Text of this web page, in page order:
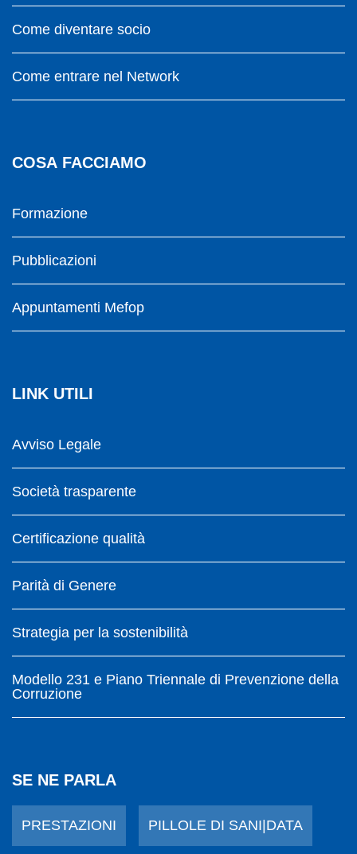
Come diventare socio
Come entrare nel Network
COSA FACCIAMO
Formazione
Pubblicazioni
Appuntamenti Mefop
LINK UTILI
Avviso Legale
Società trasparente
Certificazione qualità
Parità di Genere
Strategia per la sostenibilità
Modello 231 e Piano Triennale di Prevenzione della
Corruzione
SE NE PARLA
PRESTAZIONI PILLOLE DI SANI|DATA